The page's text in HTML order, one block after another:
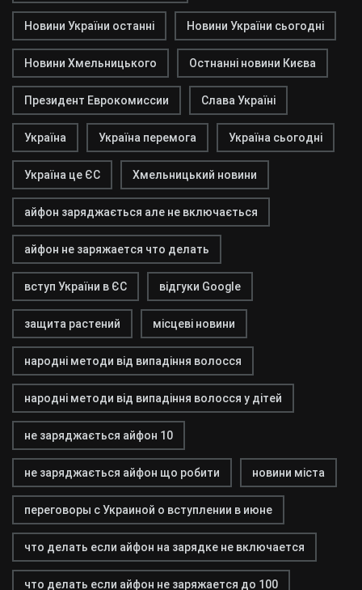
Новини України останні Новини України сьогодні
Новини Хмельницького Остнанні новини Києва
Президент Еврокомиссии Слава Україні
Україна Україна перемога Україна сьогодні
Україна це ЄС Хмельницький новини
айфон заряджається але не включається
айфон не заряжается что делать
вступ України в ЄС відгуки Google
защита растений місцеві новини
народні методи від випадіння волосся
народні методи від випадіння волосся у дітей
не заряджається айфон 10
не заряджається айфон що робити новини міста
переговоры с Украиной о вступлении в июне
что делать если айфон на зарядке не включается
что делать если айфон не заряжается до 100